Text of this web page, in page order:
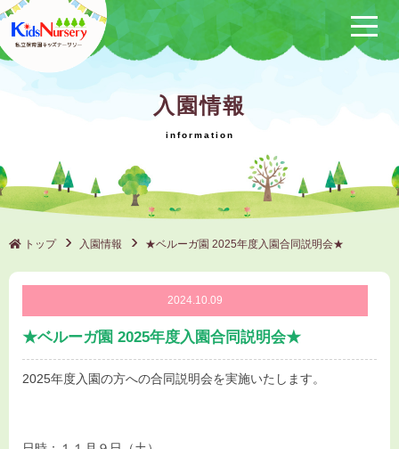
サービス概要
（保けいこ）
園の1日
年間行事
施設一覧
ブログ
採用情報
入園情報
トップ 入園情報 ★ベルーガ園 2025年度入園合同説明会★
2024.10.09
★ベルーガ園 2025年度入園合同説明会★
2025年度入園の方への合同説明会を実施いたします。